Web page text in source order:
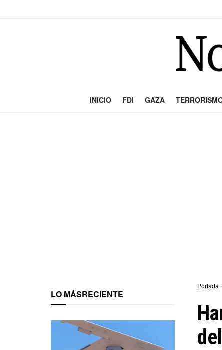
INICIO FDI GAZA
Portada
LO MÁSRECIENTE